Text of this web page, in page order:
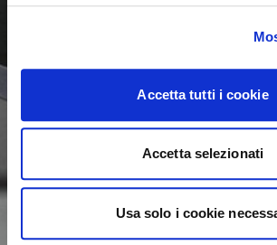
Accetta tutti i cookie
Accetta selezionati
Usa solo i cookie